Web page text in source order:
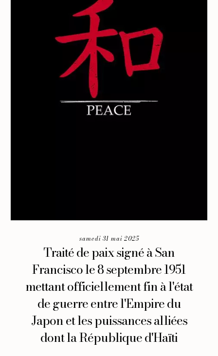
samedi 31 mai 2025
Traité de paix signé à San
Francisco le 8 septembre 1951
mettant officiellement fin à l'état
de guerre entre l'Empire du
Japon et les puissances alliées
dont la République d'Haïti